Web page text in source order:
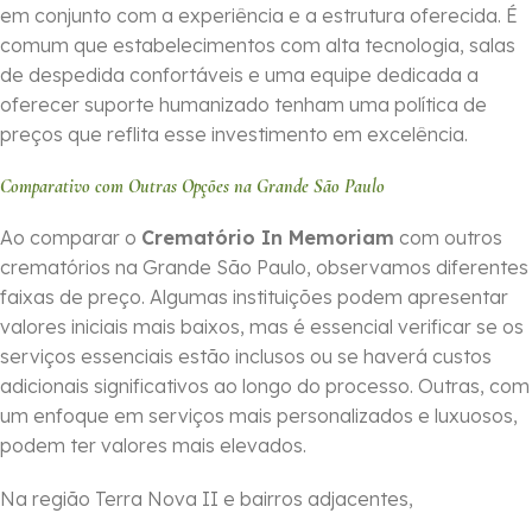
em conjunto com a experiência e a estrutura oferecida. É
comum que estabelecimentos com alta tecnologia, salas
de despedida confortáveis e uma equipe dedicada a
oferecer suporte humanizado tenham uma política de
preços que reflita esse investimento em excelência.
Comparativo com Outras Opções na Grande São Paulo
Ao comparar o Crematório In Memoriam com outros
crematórios na Grande São Paulo, observamos diferentes
faixas de preço. Algumas instituições podem apresentar
valores iniciais mais baixos, mas é essencial verificar se os
serviços essenciais estão inclusos ou se haverá custos
adicionais significativos ao longo do processo. Outras, com
um enfoque em serviços mais personalizados e luxuosos,
podem ter valores mais elevados.
Na região Terra Nova II e bairros adjacentes,